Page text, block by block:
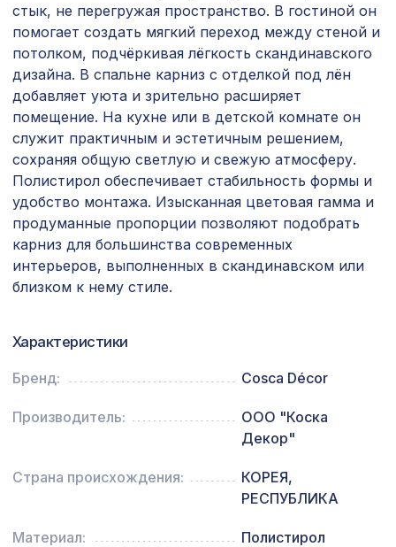
Натуральные обои Cosca Traditional
Prints L5063, 0,91 x 5,5 м
1600 ₽
Перфорированная панель
ВЕРОНИКА, 2790х1020мм, ХДФ,
белая
Перфорированная панель АБАКО,
2070х930мм, ХДФ, белая
3507 ₽
Консоль для архитектурного бруса
120х75мм, африканский палисандр
505 ₽
Перфорированная панель КВАДРО
10-20, 2070х930мм, ХДФ, венге
2,0м, белый
1200х600мм, ХДФ, ольха
900х600мм, рисунок Мишки, белый
стык, не перегружая пространство. В гостиной он
помогает создать мягкий переход между стеной и
потолком, подчёркивая лёгкость скандинавского
дизайна. В спальне карниз с отделкой под лён
добавляет уюта и зрительно расширяет
помещение. На кухне или в детской комнате он
служит практичным и эстетичным решением,
сохраняя общую светлую и свежую атмосферу.
Полистирол обеспечивает стабильность формы и
удобство монтажа. Изысканная цветовая гамма и
продуманные пропорции позволяют подобрать
карниз для большинства современных
интерьеров, выполненных в скандинавском или
близком к нему стиле.
Характеристики
Бренд: Cosca Décor
Производитель:
ООО "Коска
Декор"
Страна происхождения:
КОРЕЯ,
РЕСПУБЛИКА
Материал: Полистирол